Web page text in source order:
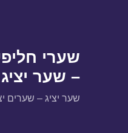
שערי
– שער יציג
שער יציג – שערים